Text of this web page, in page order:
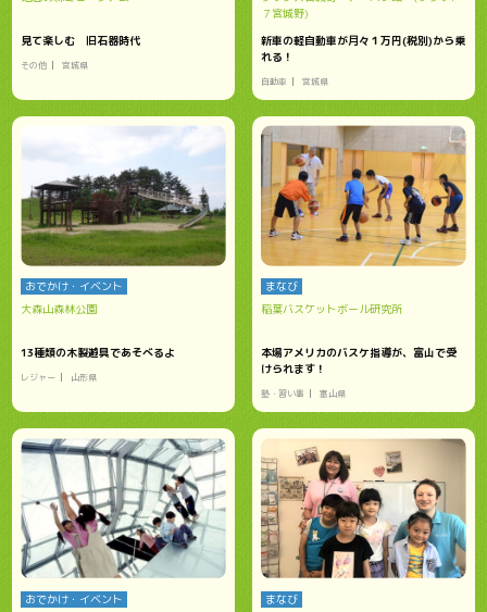
見て楽しむ 旧石器時代
その他 宮城県
７宮城野)
新車の軽自動車が月々１万円(税別)から乗
れる！
自動車 宮城県
おでかけ・イベント
大森山森林公園
13種類の木製遊具であそべるよ
レジャー 山形県
まなび
稲葉バスケットボール研究所
本場アメリカのバスケ指導が、富山で受
けられます！
塾・習い事 富山県
おでかけ・イベント
まなび